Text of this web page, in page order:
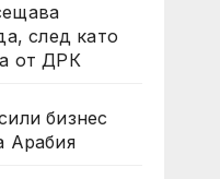
след като
от ДРК
бизнес
Арабия